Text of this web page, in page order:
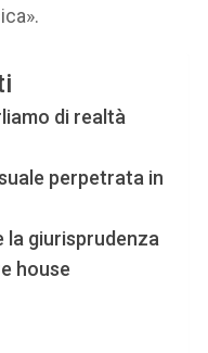
di realtà
perpetrata in
la giurisprudenza
house